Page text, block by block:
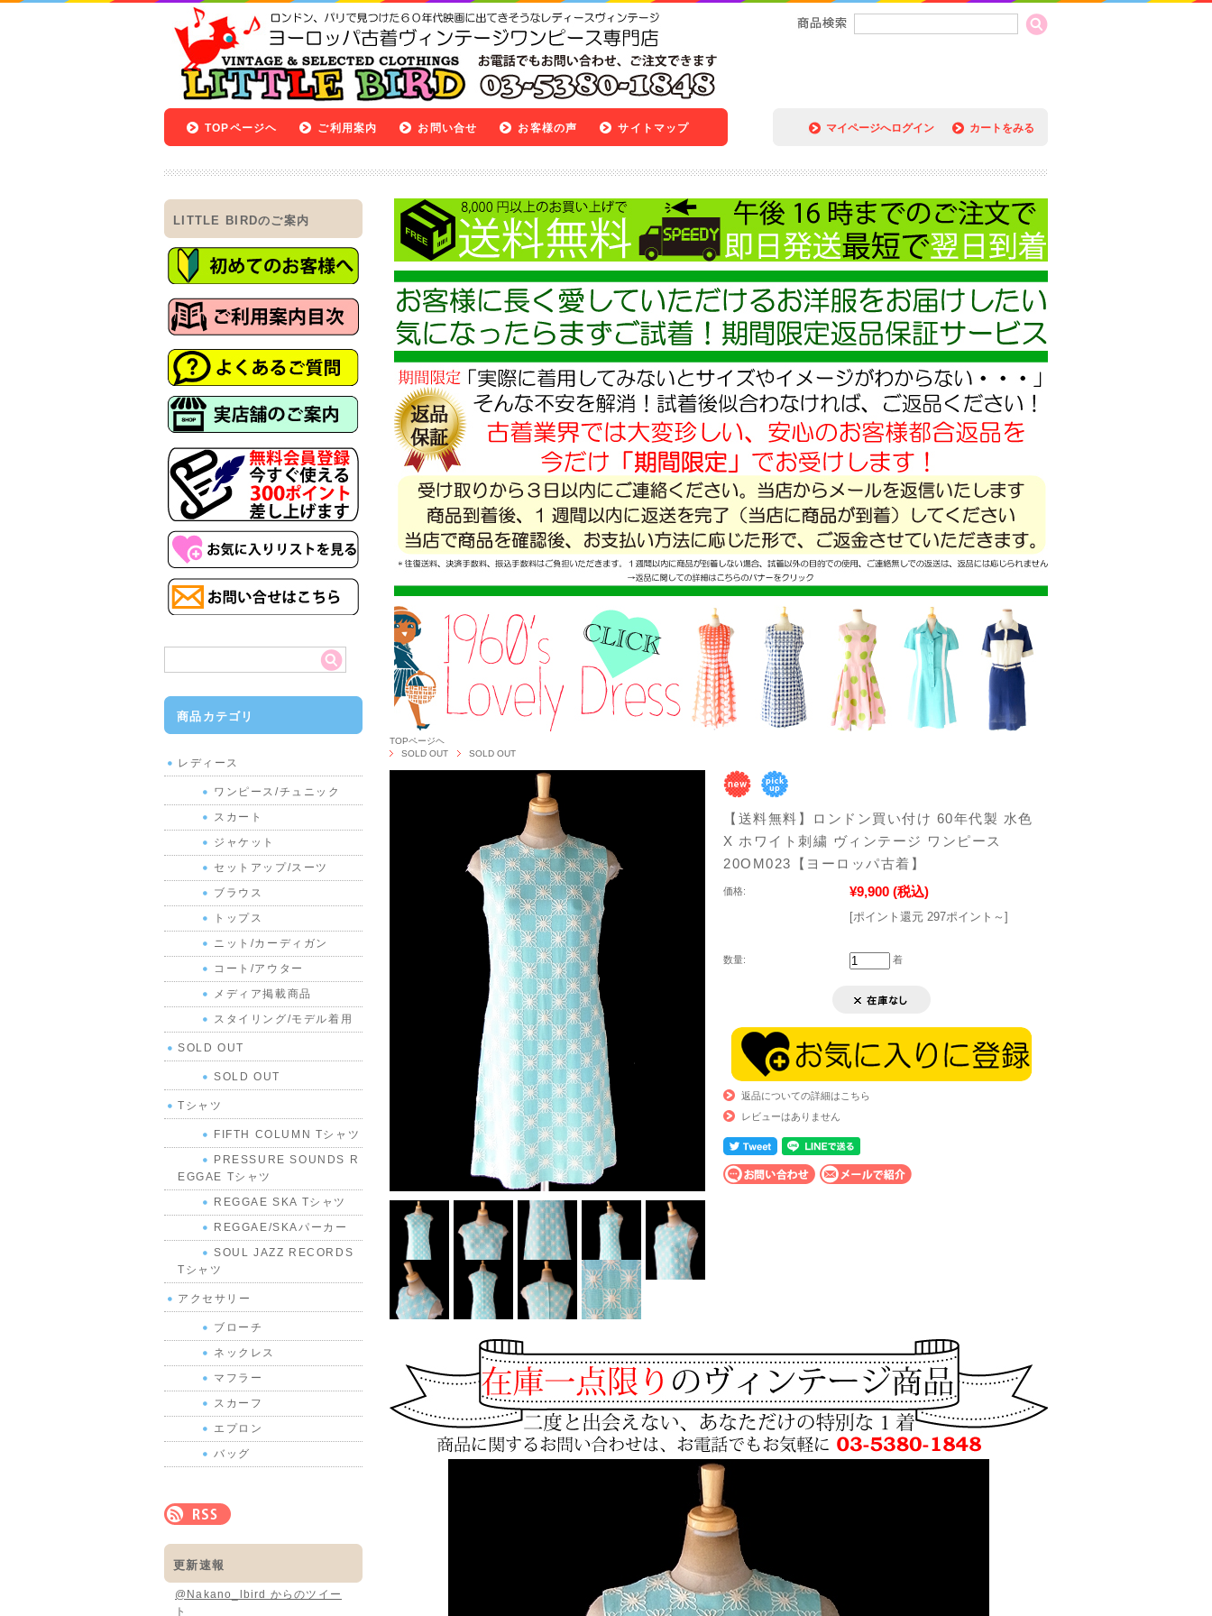
マイページへログイン カートをみる
TOPページヘ ご利用案内 お問い合せ お客様の声 サイトマップ
TOPページヘ
SOLD OUT
SOLD OUT
【送料無料】ロンドン買い付け 60年代製 水色
X ホワイト刺繍 ヴィンテージ ワンピース
20OM023【ヨーロッパ古着】
価格: ¥9,900 (税込)
[ポイント還元 297ポイント～]
数量: 着
返品についての詳細はこちら
レビューはありません
LITTLE BIRDのご案内
商品カテゴリ
レディース
ワンピース/チュニック
スカート
ジャケット
セットアップ/スーツ
ブラウス
トップス
ニット/カーディガン
コート/アウター
メディア掲載商品
スタイリング/モデル着用
SOLD OUT
SOLD OUT
Tシャツ
FIFTH COLUMN Tシャツ
PRESSURE SOUNDS R
EGGAE Tシャツ
REGGAE SKA Tシャツ
REGGAE/SKAパーカー
SOUL JAZZ RECORDS
Tシャツ
アクセサリー
ブローチ
ネックレス
マフラー
スカーフ
エプロン
バッグ
更新速報
@Nakano_lbird からのツイー
ト